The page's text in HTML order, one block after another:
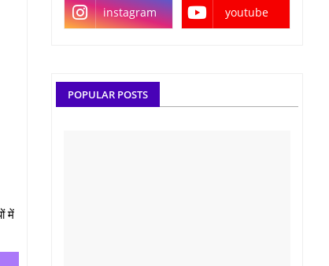
में
instagram youtube
POPULAR POSTS